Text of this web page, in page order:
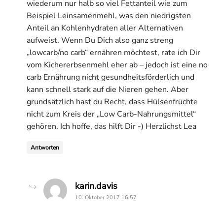
wiederum nur halb so viel Fettanteil wie zum
Beispiel Leinsamenmehl, was den niedrigsten
Anteil an Kohlenhydraten aller Alternativen
aufweist. Wenn Du Dich also ganz streng
„lowcarb/no carb“ ernähren möchtest, rate ich Dir
vom Kichererbsenmehl eher ab – jedoch ist eine no
carb Ernährung nicht gesundheitsförderlich und
kann schnell stark auf die Nieren gehen. Aber
grundsätzlich hast du Recht, dass Hülsenfrüchte
nicht zum Kreis der „Low Carb-Nahrungsmittel“
gehören. Ich hoffe, das hilft Dir -) Herzlichst Lea
Antworten
karin.davissays:
10. Oktober 2017 16:57